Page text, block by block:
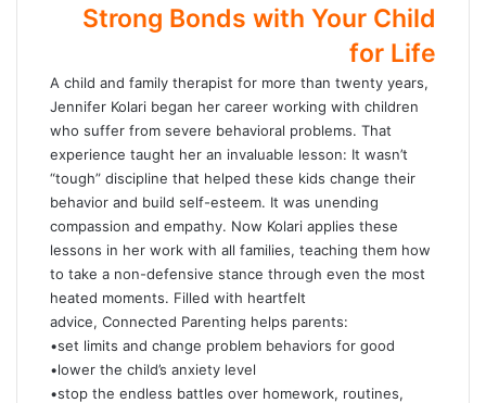
Strong Bonds with Your Child
for Life
A child and family therapist for more than twenty years,
Jennifer Kolari began her career working with children
who suffer from severe behavioral problems. That
experience taught her an invaluable lesson: It wasn’t
“tough” discipline that helped these kids change their
behavior and build self-esteem. It was unending
compassion and empathy. Now Kolari applies these
lessons in her work with all families, teaching them how
to take a non-defensive stance through even the most
heated moments. Filled with heartfelt
advice, Connected Parenting helps parents:
•set limits and change problem behaviors for good
•lower the child’s anxiety level
•stop the endless battles over homework, routines,